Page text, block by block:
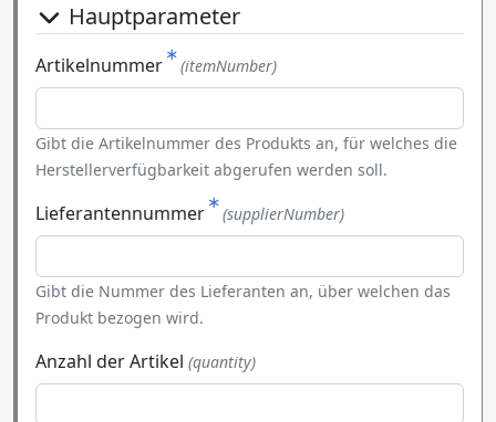
Hauptparameter
Artikelnummer (itemNumber)
Gibt die Artikelnummer des Produkts an, für welches die
Herstellerverfügbarkeit abgerufen werden soll.
Lieferantennummer (supplierNumber)
Gibt die Nummer des Lieferanten an, über welchen das
Produkt bezogen wird.
Anzahl der Artikel (quantity)